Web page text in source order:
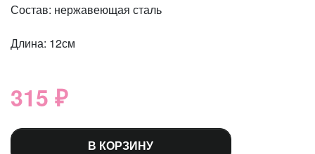
Состав: нержавеющая сталь
Длина: 12см
315 ₽
В КОРЗИНУ